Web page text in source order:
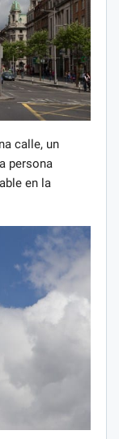
calle, un
persona
en la